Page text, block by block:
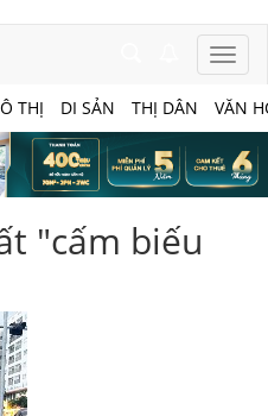
THỊ DI SẢN THỊ DÂN VĂN
"cấm biếu